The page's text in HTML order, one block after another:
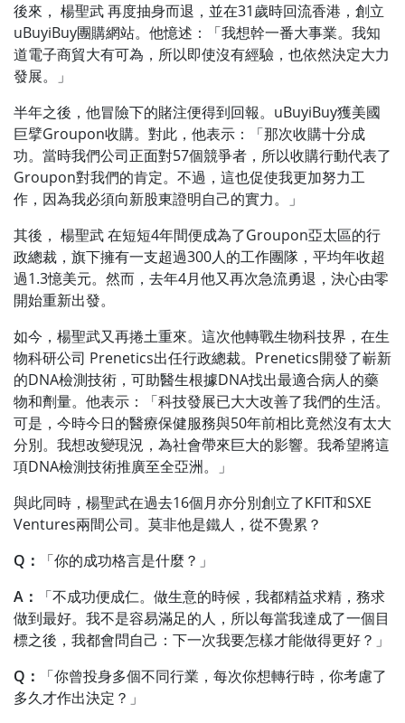
後來， 楊聖武 再度抽身而退，並在31歲時回流香港，創立
uBuyiBuy團購網站。他憶述：「我想幹一番大事業。我知
道電子商貿大有可為，所以即使沒有經驗，也依然決定大力
發展。」
半年之後，他冒險下的賭注便得到回報。uBuyiBuy獲美國
巨擘Groupon收購。對此，他表示：「那次收購十分成
功。當時我們公司正面對57個競爭者，所以收購行動代表了
Groupon對我們的肯定。不過，這也促使我更加努力工
作，因為我必須向新股東證明自己的實力。」
其後， 楊聖武 在短短4年間便成為了Groupon亞太區的行
政總裁，旗下擁有一支超過300人的工作團隊，平均年收超
過1.3憶美元。然而，去年4月他又再次急流勇退，決心由零
開始重新出發。
如今，楊聖武又再捲土重來。這次他轉戰生物科技界，在生
物科研公司 Prenetics出任行政總裁。Prenetics開發了嶄新
的DNA檢測技術，可助醫生根據DNA找出最適合病人的藥
物和劑量。他表示：「科技發展已大大改善了我們的生活。
可是，今時今日的醫療保健服務與50年前相比竟然沒有太大
分別。我想改變現況，為社會帶來巨大的影響。我希望將這
項DNA檢測技術推廣至全亞洲。」
與此同時，楊聖武在過去16個月亦分別創立了KFIT和SXE
Ventures兩間公司。莫非他是鐵人，從不覺累？
Q：
「你的成功格言是什麼？」
A：
「不成功便成仁。做生意的時候，我都精益求精，務求
做到最好。我不是容易滿足的人，所以每當我達成了一個目
標之後，我都會問自己：下一次我要怎樣才能做得更好？」
Q：
「你曾投身多個不同行業，每次你想轉行時，你考慮了
多久才作出決定？」